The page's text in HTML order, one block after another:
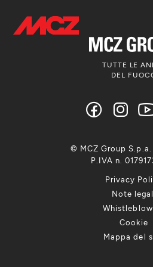
TUTTE LE
DEL
Privacy
Note
Cookie
Mappa del
© MCZ Group
P.IVA n.